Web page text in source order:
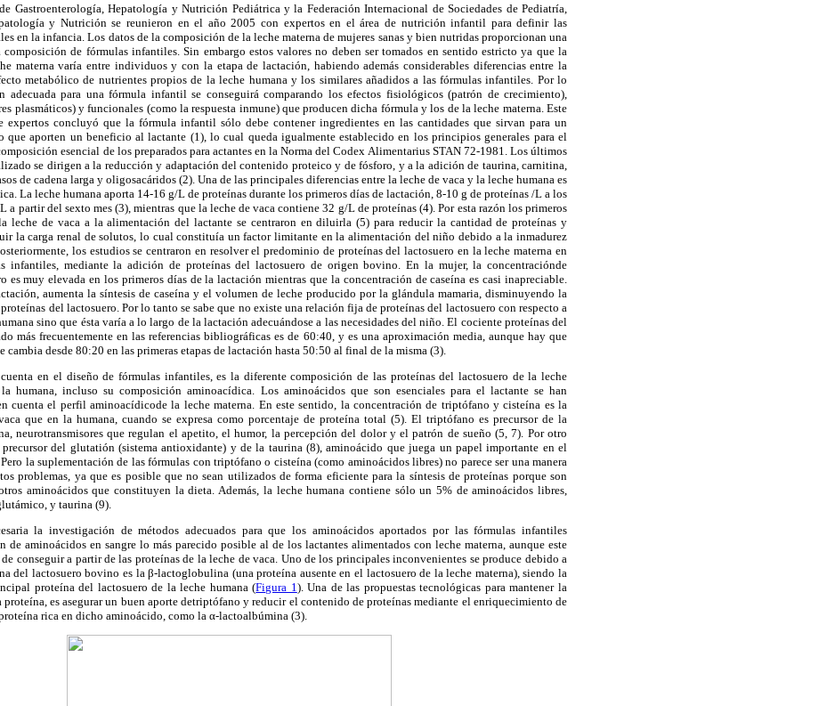
Gastroenterología, Hepatología y Nutrición Pediátrica y la Federación Internacional de Sociedades de Pediatría,
y Nutrición se reunieron en el año 2005 con expertos en el área de nutrición infantil para definir las
en la infancia. Los datos de la composición de la leche materna de mujeres sanas y bien nutridas proporcionan una
composición de fórmulas infantiles. Sin embargo estos valores no deben ser tomados en sentido estricto ya que la
materna varía entre individuos y con la etapa de lactación, habiendo además considerables diferencias entre la
metabólico de nutrientes propios de la leche humana y los similares añadidos a las fórmulas infantiles. Por lo
adecuada para una fórmula infantil se conseguirá comparando los efectos fisiológicos (patrón de crecimiento),
plasmáticos) y funcionales (como la respuesta inmune) que producen dicha fórmula y los de la leche materna. Este
expertos concluyó que la fórmula infantil sólo debe contener ingredientes en las cantidades que sirvan para un
aporten un beneficio al lactante (1), lo cual queda igualmente establecido en los principios generales para el
esencial de los preparados para actantes en la Norma del Codex Alimentarius STAN 72-1981. Los últimos
se dirigen a la reducción y adaptación del contenido proteico y de fósforo, y a la adición de taurina, carnitina,
de cadena larga y oligosacáridos (2). Una de las principales diferencias entre la leche de vaca y la leche humana es
La leche humana aporta 14-16 g/L de proteínas durante los primeros días de lactación, 8-10 g de proteínas /L a los
a partir del sexto mes (3), mientras que la leche de vaca contiene 32 g/L de proteínas (4). Por esta razón los primeros
leche de vaca a la alimentación del lactante se centraron en diluirla (5) para reducir la cantidad de proteínas y
la carga renal de solutos, lo cual constituía un factor limitante en la alimentación del niño debido a la inmadurez
los estudios se centraron en resolver el predominio de proteínas del lactosuero en la leche materna en
infantiles, mediante la adición de proteínas del lactosuero de origen bovino. En la mujer, la concentraciónde
es muy elevada en los primeros días de la lactación mientras que la concentración de caseína es casi inapreciable.
aumenta la síntesis de caseína y el volumen de leche producido por la glándula mamaria, disminuyendo la
del lactosuero. Por lo tanto se sabe que no existe una relación fija de proteínas del lactosuero con respecto a
sino que ésta varía a lo largo de la lactación adecuándose a las necesidades del niño. El cociente proteínas del
más frecuentemente en las referencias bibliográficas es de 60:40, y es una aproximación media, aunque hay que
cambia desde 80:20 en las primeras etapas de lactación hasta 50:50 al final de la misma (3).
en el diseño de fórmulas infantiles, es la diferente composición de las proteínas del lactosuero de la leche
humana, incluso su composición aminoacídica. Los aminoácidos que son esenciales para el lactante se han
cuenta el perfil aminoacídicode la leche materna. En este sentido, la concentración de triptófano y cisteína es la
que en la humana, cuando se expresa como porcentaje de proteína total (5). El triptófano es precursor de la
neurotransmisores que regulan el apetito, el humor, la percepción del dolor y el patrón de sueño (5, 7). Por otro
del glutatión (sistema antioxidante) y de la taurina (8), aminoácido que juega un papel importante en el
la suplementación de las fórmulas con triptófano o cisteína (como aminoácidos libres) no parece ser una manera
problemas, ya que es posible que no sean utilizados de forma eficiente para la síntesis de proteínas porque son
aminoácidos que constituyen la dieta. Además, la leche humana contiene sólo un 5% de aminoácidos libres,
y taurina (9).
la investigación de métodos adecuados para que los aminoácidos aportados por las fórmulas infantiles
de aminoácidos en sangre lo más parecido posible al de los lactantes alimentados con leche materna, aunque este
conseguir a partir de las proteínas de la leche de vaca. Uno de los principales inconvenientes se produce debido a
del lactosuero bovino es la β-lactoglobulina (una proteína ausente en el lactosuero de la leche materna), siendo la
proteína del lactosuero de la leche humana (Figura 1). Una de las propuestas tecnológicas para mantener la
es asegurar un buen aporte detriptófano y reducir el contenido de proteínas mediante el enriquecimiento de
rica en dicho aminoácido, como la α-lactoalbúmina (3).